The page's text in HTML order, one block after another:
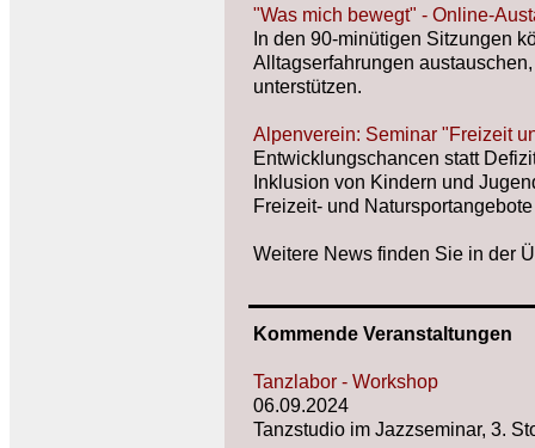
"Was mich bewegt" - Online-
In den 90-minütigen Sitzungen
Alltagserfahrungen
unterstützen.
Alpenverein: Seminar "Freizeit
Entwicklungschancen statt
Inklusion von Kindern und
Freizeit- und Natursportangebote
Weitere News finden Sie in der
Kommende Veranstaltungen
Tanzlabor - Workshop
06.09.2024
Tanzstudio im Jazzseminar, 3.